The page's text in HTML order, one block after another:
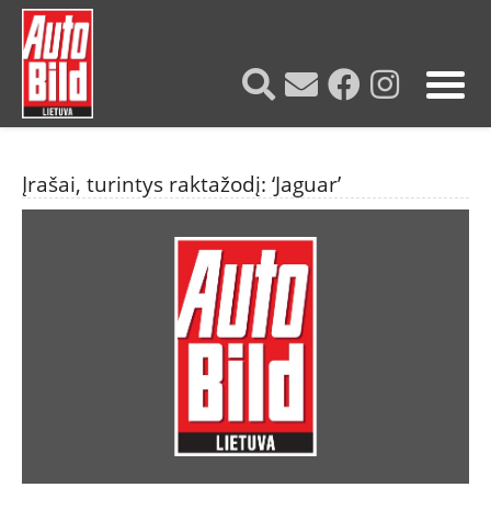
NAUJIENOS
TESTAI
NAUJI
Įrašai, turintys raktažodį: ‘Jaguar’